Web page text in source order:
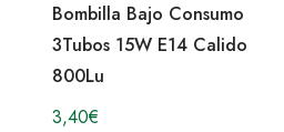
Bombilla Bajo Consumo
3Tubos 15W E14 Calido
800Lu
3,40€